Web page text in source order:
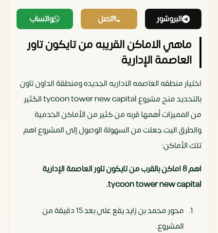
البروشور اتصل واتساب
ماهي الاماكن القريبه من تايكون تاور
العاصمة الإدارية
اختيار منطقه العاصمه الاداريه الجديده ومنطقة الداون تاون
بالتحديد منح مشروع tycoon tower new capital الكثير
من المميزات أهمها قربه من كثير من الأماكن الخدمية
والطرق اليت جعلت من السهولة الوصول إلى المشروع اهم
تلك الأماكن:
اهم 8 اماكن بالقرب من تايكون تاور العاصمة الإدارية
tycoon tower new capital.
محور محمد بن زايد يقع على بعد 15 دقيقة من
المشروع.